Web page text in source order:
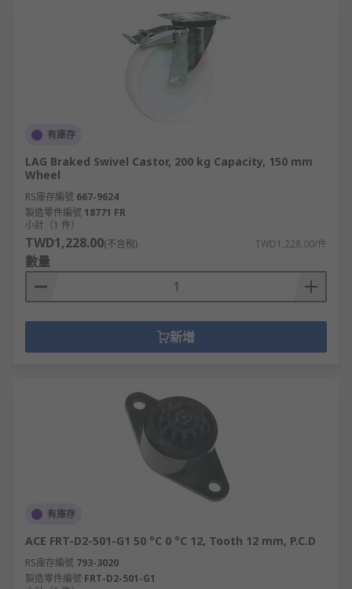
有庫存
LAG Braked Swivel Castor, 200 kg Capacity, 150 mm
Wheel
RS庫存編號 667-9624
製造零件編號 18771 FR
小計（1 件）
TWD1,228.00(不含稅) TWD1,228.00/件
數量
新增
有庫存
ACE FRT-D2-501-G1 50 °C 0 °C 12, Tooth 12 mm, P.C.D
RS庫存編號 793-3020
製造零件編號 FRT-D2-501-G1